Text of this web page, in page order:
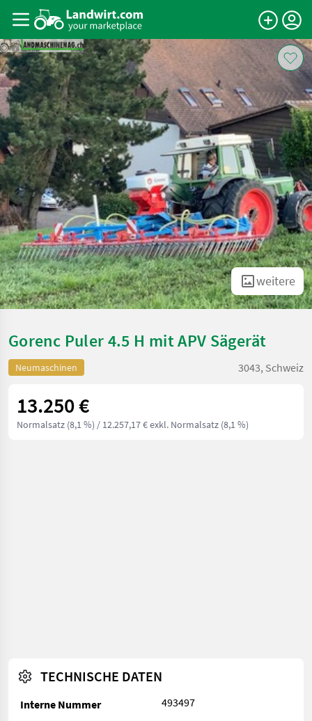
weitere
Gorenc Puler 4.5 H mit APV Sägerät
Neumaschinen 3043, Schweiz
13.250 €
Normalsatz (8,1 %) / 12.257,17 € exkl. Normalsatz (8,1 %)
TECHNISCHE DATEN
Interne Nummer 493497